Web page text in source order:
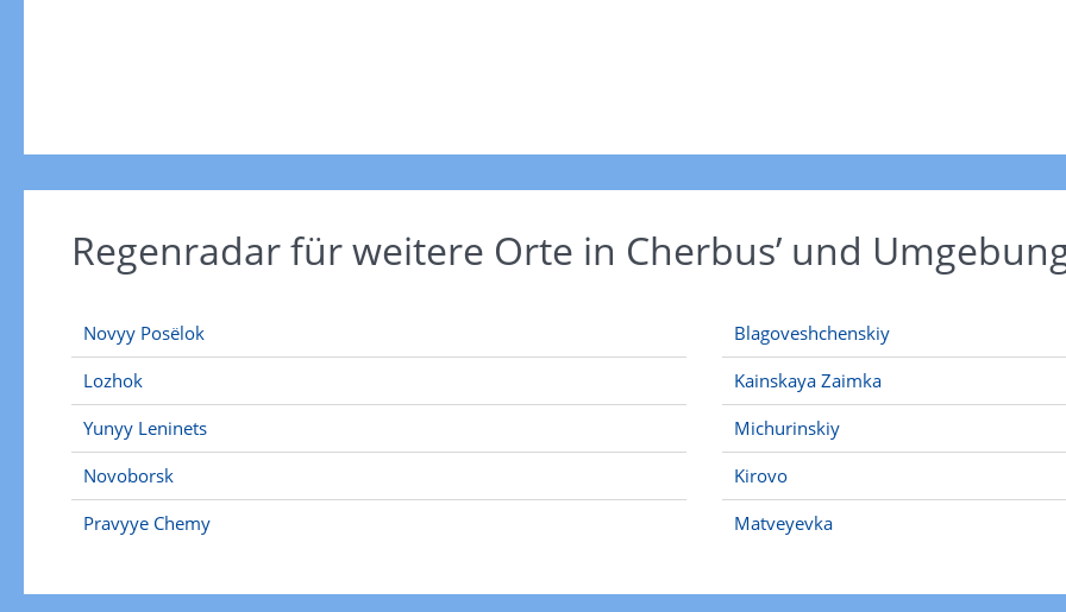
Regenradar für weitere Orte in Cherbus’ und
Novyy Posëlok
Lozhok
Yunyy Leninets
Novoborsk
Pravyye Chemy
Blagoveshchenskiy
Kainskaya Zaimka
Michurinskiy
Kirovo
Matveyevka